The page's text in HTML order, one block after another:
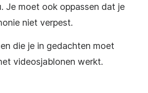
Je moet ook oppassen dat je
niet verpest.
die je in gedachten moet
videosjablonen werkt.